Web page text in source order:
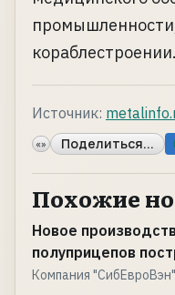
Источник:
«» Поделиться...
Похожие
Новое
полуприцепов
Компания